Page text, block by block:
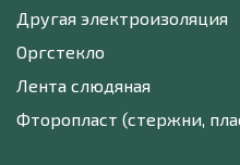
Другая электроизоляция
Оргстекло
Лента слюдяная
Фторопласт (стержни,